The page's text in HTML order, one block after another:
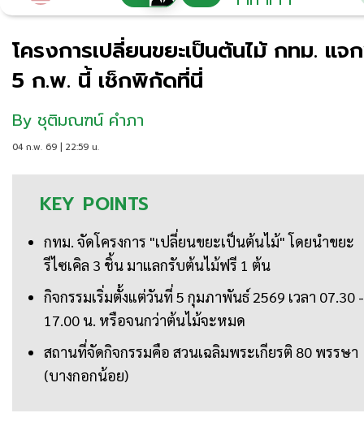
โครงการเปลี่ยนขยะเป็นต้นไม้ กทม. แจ
5 ก.พ. นี้ เช็กพิกัดที่นี่
By ชุติมณฑน์ คำภา
04 ก.พ. 69 | 22:59 น.
KEY POINTS
กทม. จัดโครงการ "เปลี่ยนขยะเป็นต้นไม้" โดยนำขยะ
รีไซเคิล 3 ชิ้น มาแลกรับต้นไม้ฟรี 1 ต้น
กิจกรรมเริ่มตั้งแต่วันที่ 5 กุมภาพันธ์ 2569 เวลา 07.30 -
17.00 น. หรือจนกว่าต้นไม้จะหมด
สถานที่จัดกิจกรรมคือ สวนเฉลิมพระเกียรติ 80 พรรษา
(บางกอกน้อย)